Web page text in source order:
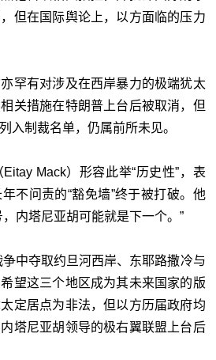
但在国际舆论上，以方面临的压力
罕有对涉及在西岸暴力的极端犹太
关措施在特朗普上台后被取消，但
入制裁名单，仍属前所未见。
Mack）形容此举“历史性”，表
不问责的“豁免墙”终于被打破。他
内塔尼亚胡可能就是下一个。”
中夺取约旦河西岸、东耶路撒冷与
望这三个地区成为其未来国家的版
定居点为非法，但以方历届政府均
塔尼亚胡领导的极右翼联盟上台后